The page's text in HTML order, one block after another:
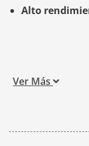
Alto
Ver Más